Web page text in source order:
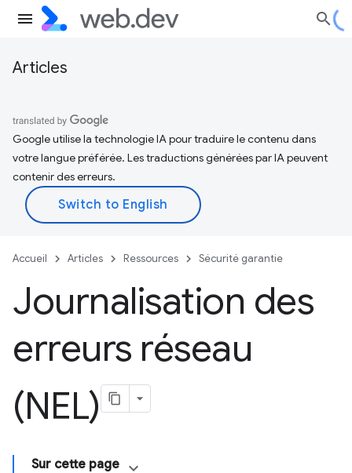
Articles
Google utilise la technologie IA pour traduire le contenu dans
votre langue préférée. Les traductions générées par IA peuvent
contenir des erreurs.
Accueil Articles Ressources Sécurité garantie
Journalisation des
erreurs réseau
(NEL)
Sur cette page